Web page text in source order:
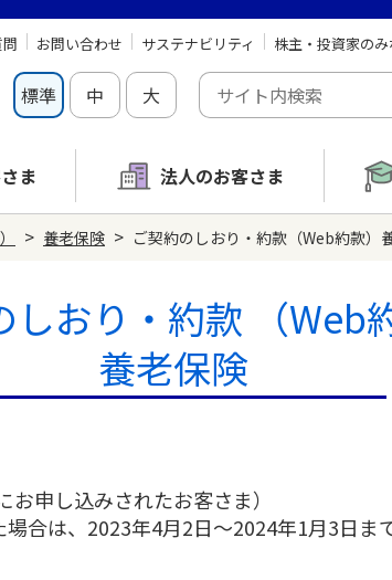
お問い合わせ サステナビリティ 株主・投資家の
標準 中 大
ま 法人のお客さま
> 養老保険 > ご契約のしおり・約款（Web約款
しおり・約款
（Web
養老保険
お申し込みされたお客さま）
合は、2023年4月2日～2024年1月3日ま